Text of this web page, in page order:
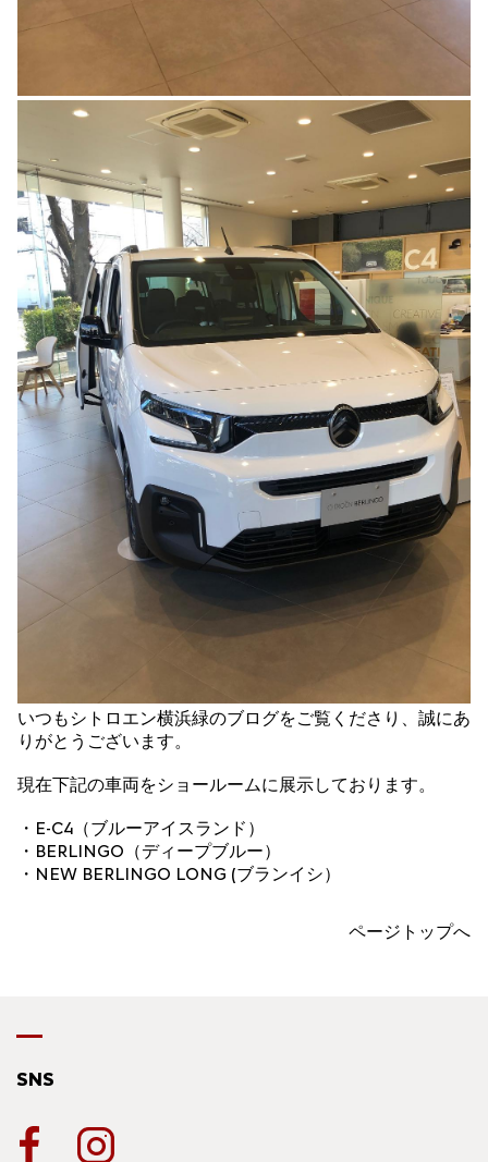
いつもシトロエン横浜緑のブログをご覧くださり、誠にあ
りがとうございます。
現在下記の車両をショールームに展示しております。
・E-C4（ブルーアイスランド）
・BERLINGO（ディープブルー）
・NEW BERLINGO LONG (ブランイシ）
ページトップへ
SNS